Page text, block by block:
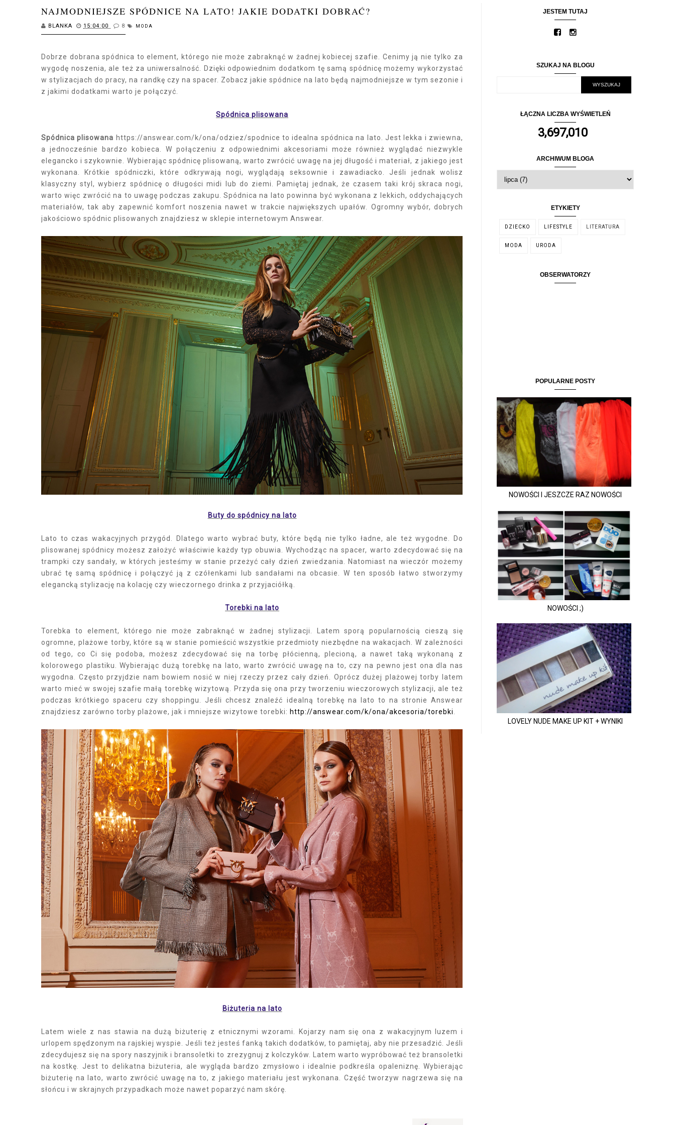
NAJMODNIEJSZE SPÓDNICE NA LATO! JAKIE DODATKI DOBRAĆ?
BLANKA 15:04:00 8 MODA
Dobrze dobrana spódnica to element, którego nie może zabraknąć w żadnej kobiecej szafie. Cenimy ją nie tylko za
wygodę noszenia, ale też za uniwersalność. Dzięki odpowiednim dodatkom tę samą spódnicę możemy wykorzystać
w stylizacjach do pracy, na randkę czy na spacer. Zobacz jakie spódnice na lato będą najmodniejsze w tym sezonie i
z jakimi dodatkami warto je połączyć.
Spódnica plisowana
Spódnica plisowana https://answear.com/k/ona/odziez/spodnice to idealna spódnica na lato. Jest lekka i zwiewna,
a jednocześnie bardzo kobieca. W połączeniu z odpowiednimi akcesoriami może również wyglądać niezwykle
elegancko i szykownie. Wybierając spódnicę plisowaną, warto zwrócić uwagę na jej długość i materiał, z jakiego jest
wykonana. Krótkie spódniczki, które odkrywają nogi, wyglądają seksownie i zawadiacko. Jeśli jednak wolisz
klasyczny styl, wybierz spódnicę o długości midi lub do ziemi. Pamiętaj jednak, że czasem taki krój skraca nogi,
warto więc zwrócić na to uwagę podczas zakupu. Spódnica na lato powinna być wykonana z lekkich, oddychających
materiałów, tak aby zapewnić komfort noszenia nawet w trakcie największych upałów. Ogromny wybór, dobrych
jakościowo spódnic plisowanych znajdziesz w sklepie internetowym Answear.
Buty do spódnicy na lato
Lato to czas wakacyjnych przygód. Dlatego warto wybrać buty, które będą nie tylko ładne, ale też wygodne. Do
plisowanej spódnicy możesz założyć właściwie każdy typ obuwia. Wychodząc na spacer, warto zdecydować się na
trampki czy sandały, w których jesteśmy w stanie przeżyć cały dzień zwiedzania. Natomiast na wieczór możemy
ubrać tę samą spódnicę i połączyć ją z czółenkami lub sandałami na obcasie. W ten sposób łatwo stworzymy
elegancką stylizację na kolację czy wieczornego drinka z przyjaciółką.
Torebki na lato
Torebka to element, którego nie może zabraknąć w żadnej stylizacji. Latem sporą popularnością cieszą się
ogromne, plażowe torby, które są w stanie pomieścić wszystkie przedmioty niezbędne na wakacjach. W zależności
od tego, co Ci się podoba, możesz zdecydować się na torbę płócienną, plecioną, a nawet taką wykonaną z
kolorowego plastiku. Wybierając dużą torebkę na lato, warto zwrócić uwagę na to, czy na pewno jest ona dla nas
wygodna. Często przyjdzie nam bowiem nosić w niej rzeczy przez cały dzień. Oprócz dużej plażowej torby latem
warto mieć w swojej szafie małą torebkę wizytową. Przyda się ona przy tworzeniu wieczorowych stylizacji, ale też
podczas krótkiego spaceru czy shoppingu. Jeśli chcesz znaleźć idealną torebkę na lato to na stronie Answear
znajdziesz zarówno torby plażowe, jak i mniejsze wizytowe torebki: http://answear.com/k/ona/akcesoria/torebki
Biżuteria na lato
Latem wiele z nas stawia na dużą biżuterię z etnicznymi wzorami. Kojarzy nam się ona z wakacyjnym luzem i
urlopem spędzonym na rajskiej wyspie. Jeśli też jesteś fanką takich dodatków, to pamiętaj, aby nie przesadzić. Jeśli
zdecydujesz się na spory naszyjnik i bransoletki to zrezygnuj z kolczyków. Latem warto wypróbować też bransoletki
na kostkę. Jest to delikatna biżuteria, ale wygląda bardzo zmysłowo i idealnie podkreśla opaleniznę. Wybierając
biżuterię na lato, warto zwrócić uwagę na to, z jakiego materiału jest wykonana. Część tworzyw nagrzewa się na
słońcu i w skrajnych przypadkach może nawet poparzyć nam skórę.
JESTEM TUTAJ
SZUKAJ NA BLOGU
ŁĄCZNA LICZBA WYŚWIETLEŃ
3,697,010
ARCHIWUM BLOGA
ETYKIETY
DZIECKO LIFESTYLE LITERATURA
MODA URODA
OBSERWATORZY
POPULARNE POSTY
NOWOŚCI I JESZCZE RAZ NOWOŚCI
NOWOŚCI ;)
LOVELY NUDE MAKE UP KIT + WYNIKI